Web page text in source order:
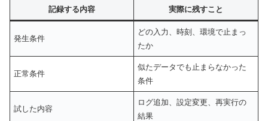
記録する内容 実際に残すこと
発生条件
どの入力、時刻、環境で止まっ
たか
正常条件
似たデータでも止まらなかった
条件
試した内容
ログ追加、設定変更、再実行の
結果